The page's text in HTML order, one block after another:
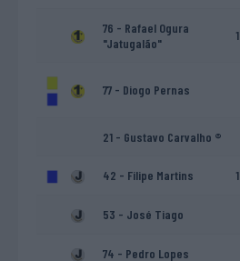
76 - Rafael Ogura
"Jatugalão"
1
77 - Diogo Pernas
21 - Gustavo Carvalho ®
42 - Filipe Martins 1
53 - José Tiago
74 - Pedro Lopes